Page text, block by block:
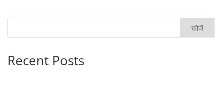
खोजें
Recent Posts